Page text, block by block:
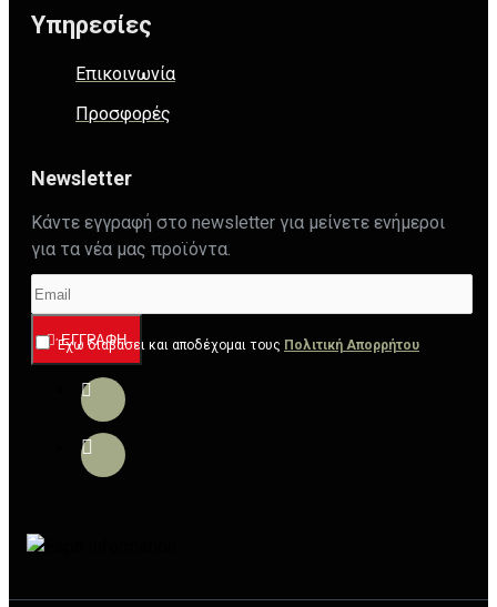
Υπηρεσίες
Επικοινωνία
Προσφορές
Newsletter
Κάντε εγγραφή στο newsletter για μείνετε ενήμεροι
για τα νέα μας προϊόντα.
ΕΓΓΡΑΦΉ
Έχω διαβάσει και αποδέχομαι τους Πολιτική Απορρήτου